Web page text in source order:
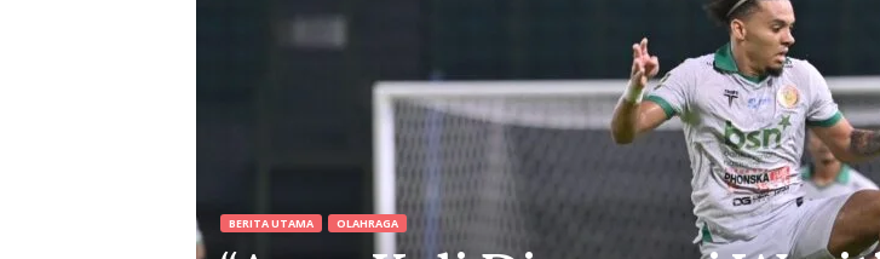
BERITA UTAMA OLAHRAGA